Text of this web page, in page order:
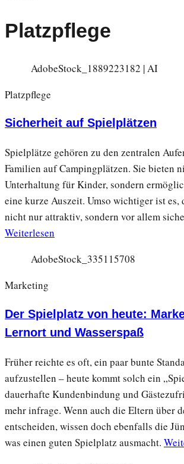
Platzpflege
AdobeStock_1889223182 | AI
Platzpflege
Sicherheit auf Spielplätzen
Spielplätze gehören zu den zentralen
Familien auf Campingplätzen. Sie bieten
Unterhaltung für Kinder, sondern
eine kurze Auszeit. Umso wichtiger ist es,
nicht nur attraktiv, sondern vor allem
Weiterlesen
AdobeStock_335115708
Marketing
Der Spielplatz von heute:
Lernort und Wasserspaß
Früher reichte es oft, ein paar bunte
aufzustellen – heute kommt solch ein
dauerhafte Kundenbindung und
mehr infrage. Wenn auch die Eltern über
entscheiden, wissen doch ebenfalls die
was einen guten Spielplatz ausmacht.